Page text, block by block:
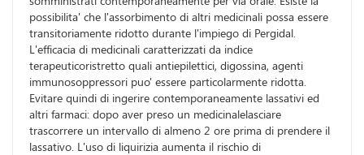
possibilita' che l'assorbimento di altri medicinali possa essere
transitoriamente ridotto durante l'impiego di Pergidal.
L'efficacia di medicinali caratterizzati da indice
terapeuticoristretto quali antiepilettici, digossina, agenti
immunosoppressori puo' essere particolarmente ridotta.
Evitare quindi di ingerire contemporaneamente lassativi ed
altri farmaci: dopo aver preso un medicinalelasciare
trascorrere un intervallo di almeno 2 ore prima di prendere il
lassativo. L'uso di liquirizia aumenta il rischio di